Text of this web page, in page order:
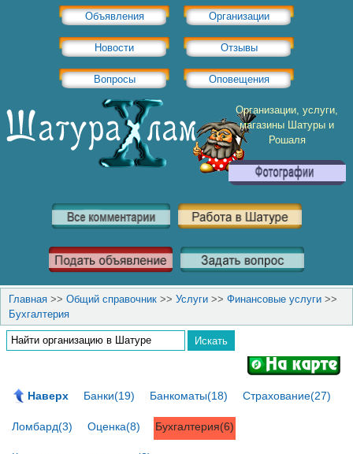
Объявления Организации
Новости Отзывы
Вопросы Оповещения
Организации, услуги,
магазины Шатуры и
Рошаля
Главная >> Общий справочник >> Услуги >> Финансовые услуги >>
Бухгалтерия
Наверх Банки(19) Банкоматы(18) Страхование(27)
Ломбард(3) Оценка(8) Бухгалтерия(6)